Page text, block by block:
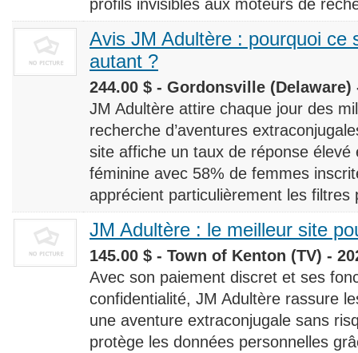
Avis JM Adultère : pourquoi ce
autant ?
244.00 $ - Gordonsville (Delaware)
JM Adultère attire chaque jour des
recherche d’aventures
site affiche un taux de réponse
féminine avec 58% de femmes
apprécient particulièrement les filtres
JM Adultère : le meilleur site
145.00 $ - Town of Kenton (TV) -
Avec son paiement discret et ses
confidentialité, JM Adultère rassure
une aventure extraconjugale sans
protège les données personnelles